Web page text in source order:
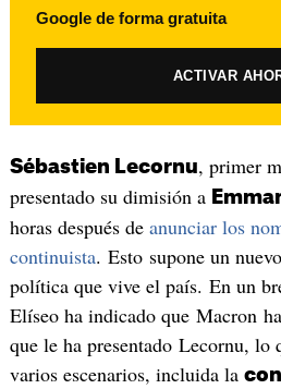
Google de forma gratuita
ACTIVAR
Sébastien Lecornu, primer
presentado su dimisión a
horas después de anunciar los
continuista. Esto supone un
política que vive el país. En un
Elíseo ha indicado que Macron
que le ha presentado Lecornu, lo
varios escenarios, incluida la